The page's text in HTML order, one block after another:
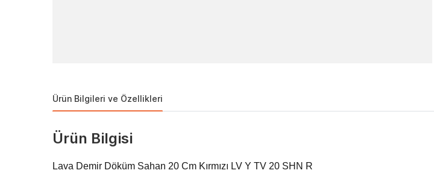
Ürün Bilgileri ve Özellikleri
Ürün Bilgisi
Lava Demir Döküm Sahan 20 Cm Kırmızı LV Y TV 20 SHN R